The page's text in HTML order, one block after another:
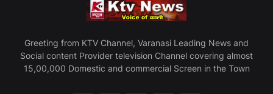
Greeting from KTV Channel, Varanasi Leading News and
Social content Provider television Channel covering almost
15,00,000 Domestic and commercial Screen in the Town